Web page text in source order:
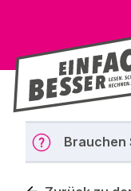
Brauchen